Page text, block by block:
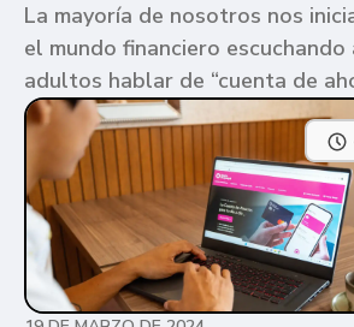
La mayoría de nosotros nos
el mundo financiero escuchando
adultos hablar de “cuenta de
“cuenta corriente”. Ambas
parecen similares y puede ser
pero te contamos en qué
una y sus diferencias.